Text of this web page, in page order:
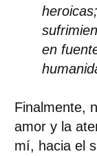
en
Finalmente,
amor y la
mí, hacia el